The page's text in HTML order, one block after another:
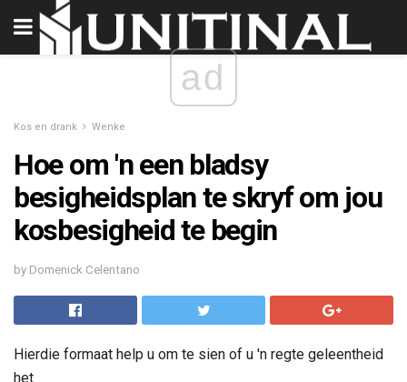
ad
Kos en drank Wenke
Hoe om 'n een bladsy
besigheidsplan te skryf om jou
kosbesigheid te begin
by Domenick Celentano
Hierdie formaat help u om te sien of u 'n regte geleentheid
het